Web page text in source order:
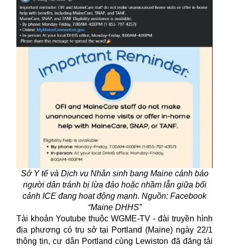
Sở Y tế và Dịch vụ Nhân sinh bang Maine cảnh báo
người dân tránh bị lừa đảo hoặc nhầm lẫn giữa bối
cảnh ICE đang hoạt động mạnh. Nguồn: Facebook
“Maine DHHS”
Tài khoản Youtube thuộc WGME-TV - đài truyền hình
địa phương có trụ sở tại Portland (Maine) ngày 22/1
thông tin, cư dân Portland cùng Lewiston đã đăng tải